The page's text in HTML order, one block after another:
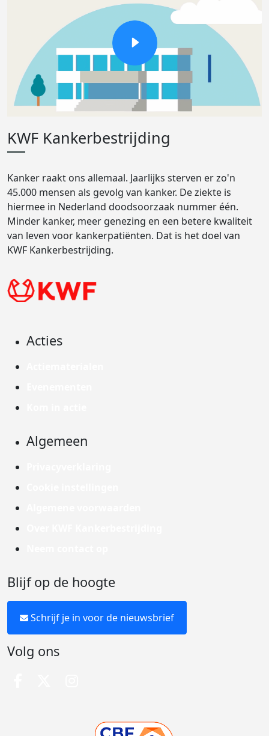
KWF Kankerbestrijding
Kanker raakt ons allemaal. Jaarlijks sterven er zo'n
45.000 mensen als gevolg van kanker. De ziekte is
hiermee in Nederland doodsoorzaak nummer één.
Minder kanker, meer genezing en een betere kwaliteit
van leven voor kankerpatiënten. Dat is het doel van
KWF Kankerbestrijding.
Acties
Algemeen
Blijf op de hoogte
Schrijf je in voor de nieuwsbrief
Volg ons